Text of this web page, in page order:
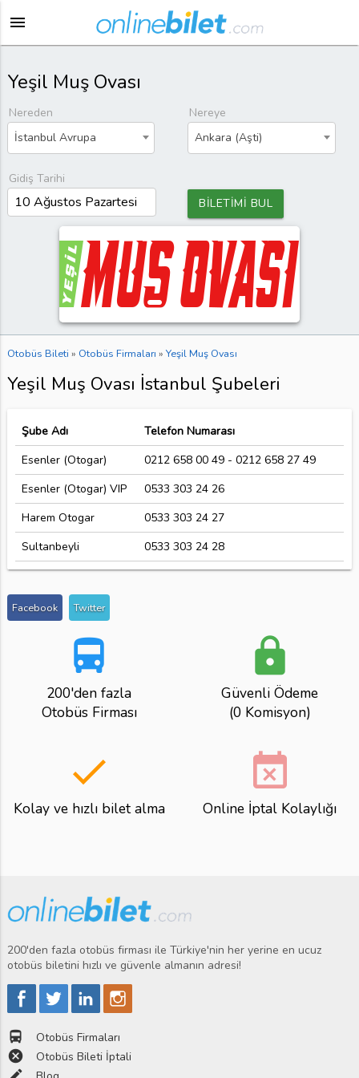
menu
Yeşil Muş Ovası
Nereden
İstanbul Avrupa
Nereye
Ankara (Aşti)
Gidiş Tarihi
BİLETİMİ BUL
Otobüs Bileti » Otobüs Firmaları » Yeşil Muş Ovası
Yeşil Muş Ovası İstanbul Şubeleri
Şube Adı
Telefon Numarası
Esenler (Otogar)
0212 658 00 49 - 0212 658 27 49
Esenler (Otogar) VIP
0533 303 24 26
Harem Otogar
0533 303 24 27
Sultanbeyli
0533 303 24 28
Facebook Twitter
directions_bus
200'den fazla
Otobüs Firması
lock
Güvenli Ödeme
(0 Komisyon)
done
Kolay ve hızlı bilet alma
event_busy
Online İptal Kolaylığı
200'den fazla otobüs firması ile Türkiye'nin her yerine en ucuz
otobüs biletini hızlı ve güvenle almanın adresi!
directions_bus Otobüs Firmaları
cancel Otobüs Bileti İptali